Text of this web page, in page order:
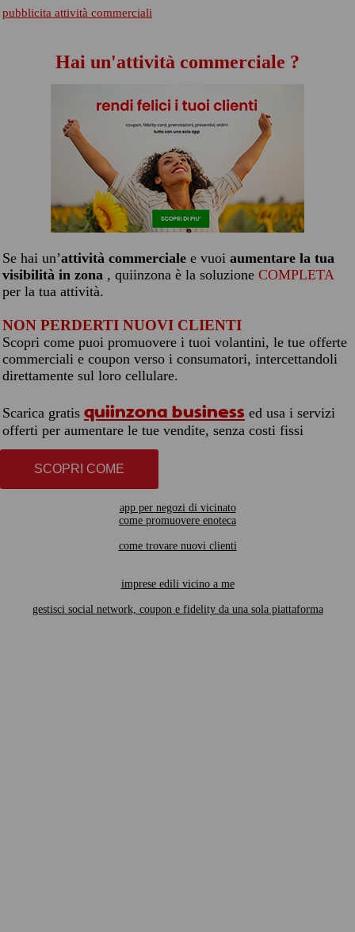
pubblicita attività commerciali
Hai un'attività commerciale ?
Se hai un’attività commerciale e vuoi aumentare la tua
visibilità in zona , quiinzona è la soluzione COMPLETA
per la tua attività.
NON PERDERTI NUOVI CLIENTI
Scopri come puoi promuovere i tuoi volantini, le tue offerte
commerciali e coupon verso i consumatori, intercettandoli
direttamente sul loro cellulare.
Scarica gratis quiinzona business ed usa i servizi
offerti per aumentare le tue vendite, senza costi fissi
SCOPRI COME
app per negozi di vicinato
come promuovere enoteca
come trovare nuovi clienti
imprese edili vicino a me
gestisci social network, coupon e fidelity da una sola piattaforma